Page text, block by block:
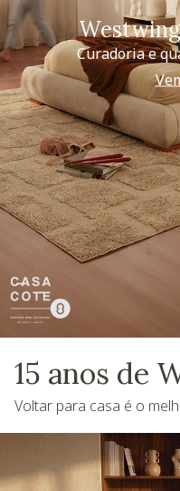
Curadoria e
15 anos de
Voltar para casa é o